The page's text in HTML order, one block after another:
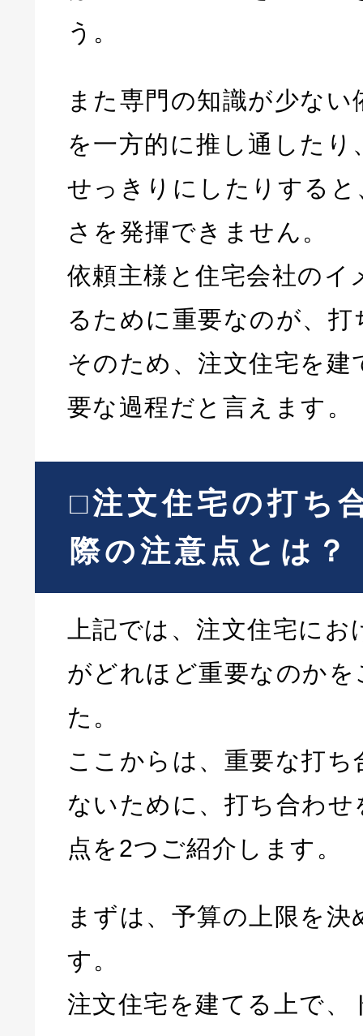
う。
また専門の知識が少ない
を一方的に推し通したり
せっきりにしたりすると
さを発揮できません。
依頼主様と住宅会社のイ
るために重要なのが、
そのため、注文住宅を建
要な過程だと言えます。
□注文住宅の打ち
際の注意点とは？
上記では、注文住宅に
がどれほど重要なのか
た。
ここからは、重要な打
ないために、打ち合わせ
点を2つご紹介します。
まずは、予算の上限を
す。
注文住宅を建てる上で、